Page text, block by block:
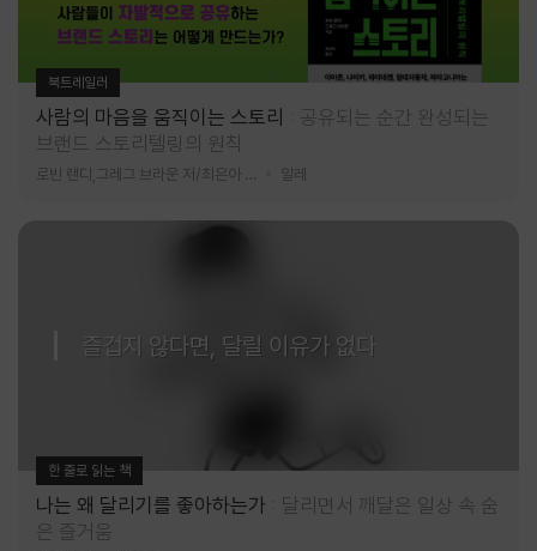
북트레일러
사람의 마음을 움직이는 스토리
공유되는 순간 완성되는
브랜드 스토리텔링의 원칙
알레
즐겁지 않다면, 달릴 이유가 없다
한 줄로 읽는 책
나는 왜 달리기를 좋아하는가
달리면서 깨달은 일상 속 숨
은 즐거움